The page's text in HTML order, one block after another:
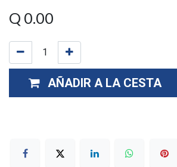
Q 0.00
AÑADIR A LA CESTA